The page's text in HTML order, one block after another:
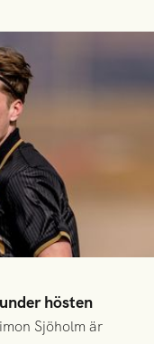
hösten
Sjöholm är